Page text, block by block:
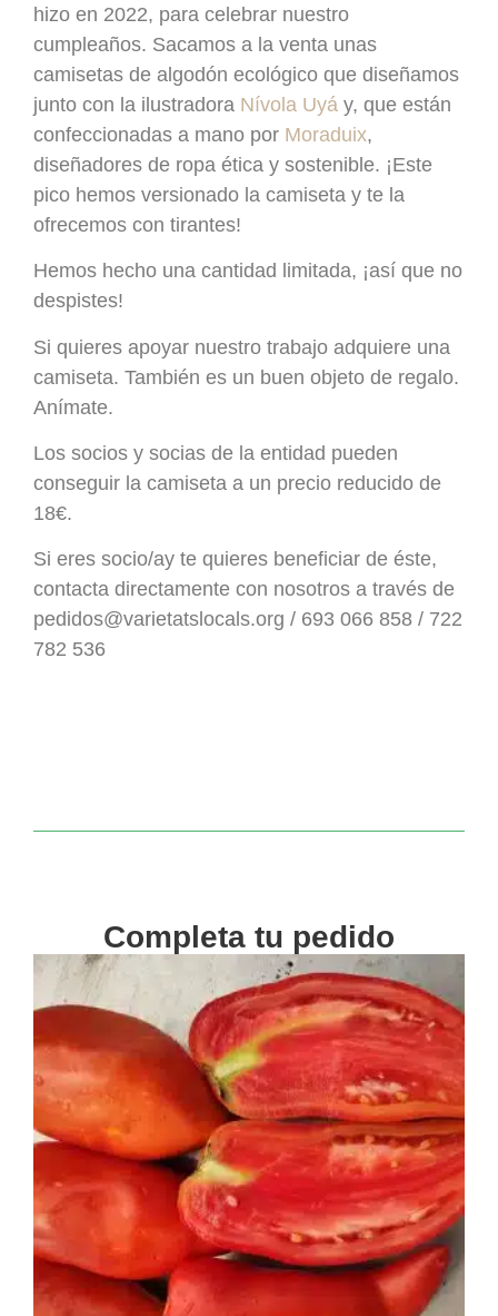
hizo en 2022, para celebrar nuestro
cumpleaños. Sacamos a la venta unas
camisetas de algodón ecológico que diseñamos
junto con la ilustradora Nívola Uyá y, que están
confeccionadas a mano por Moraduix,
diseñadores de ropa ética y sostenible. ¡Este
pico hemos versionado la camiseta y te la
ofrecemos con tirantes!
Hemos hecho una cantidad limitada, ¡así que no
despistes!
Si quieres apoyar nuestro trabajo adquiere una
camiseta. También es un buen objeto de regalo.
Anímate.
Los socios y socias de la entidad pueden
conseguir la camiseta a un precio reducido de
18€.
Si eres socio/ay te quieres beneficiar de éste,
contacta directamente con nosotros a través de
pedidos@varietatslocals.org / 693 066 858 / 722
782 536
Completa tu pedido